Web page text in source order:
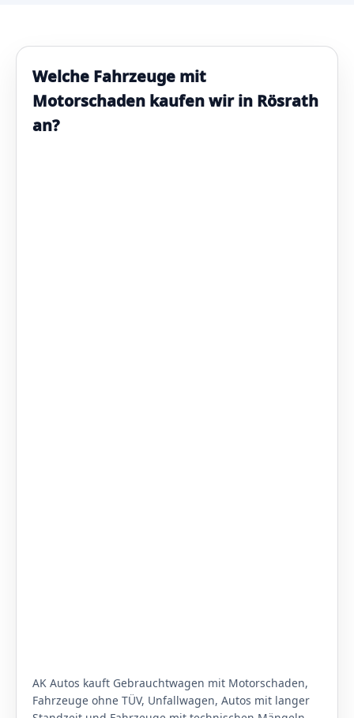
Welche Fahrzeuge mit
Motorschaden kaufen wir in Rösrath
an?
AK Autos kauft Gebrauchtwagen mit Motorschaden,
Fahrzeuge ohne TÜV, Unfallwagen, Autos mit langer